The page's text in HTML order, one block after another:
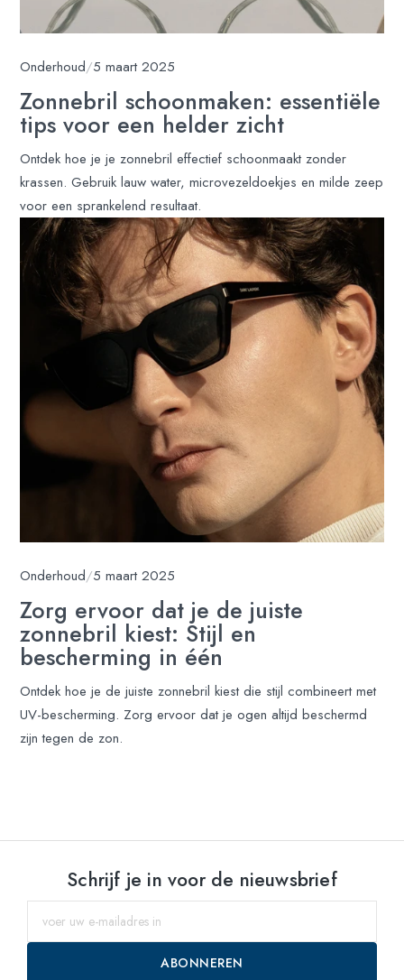
Onderhoud/5 maart 2025
Zonnebril schoonmaken: essentiële
tips voor een helder zicht
Ontdek hoe je je zonnebril effectief schoonmaakt zonder
krassen. Gebruik lauw water, microvezeldoekjes en milde zeep
voor een sprankelend resultaat.
Onderhoud/5 maart 2025
Zorg ervoor dat je de juiste
zonnebril kiest: Stijl en
bescherming in één
Ontdek hoe je de juiste zonnebril kiest die stijl combineert met
UV-bescherming. Zorg ervoor dat je ogen altijd beschermd
zijn tegen de zon.
Schrijf je in voor de nieuwsbrief
ABONNEREN